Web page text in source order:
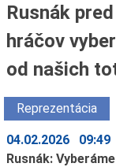
Rusnák
hráčov
od našich
Reprezentácia
04.02.2026 09:49
Rusnák: